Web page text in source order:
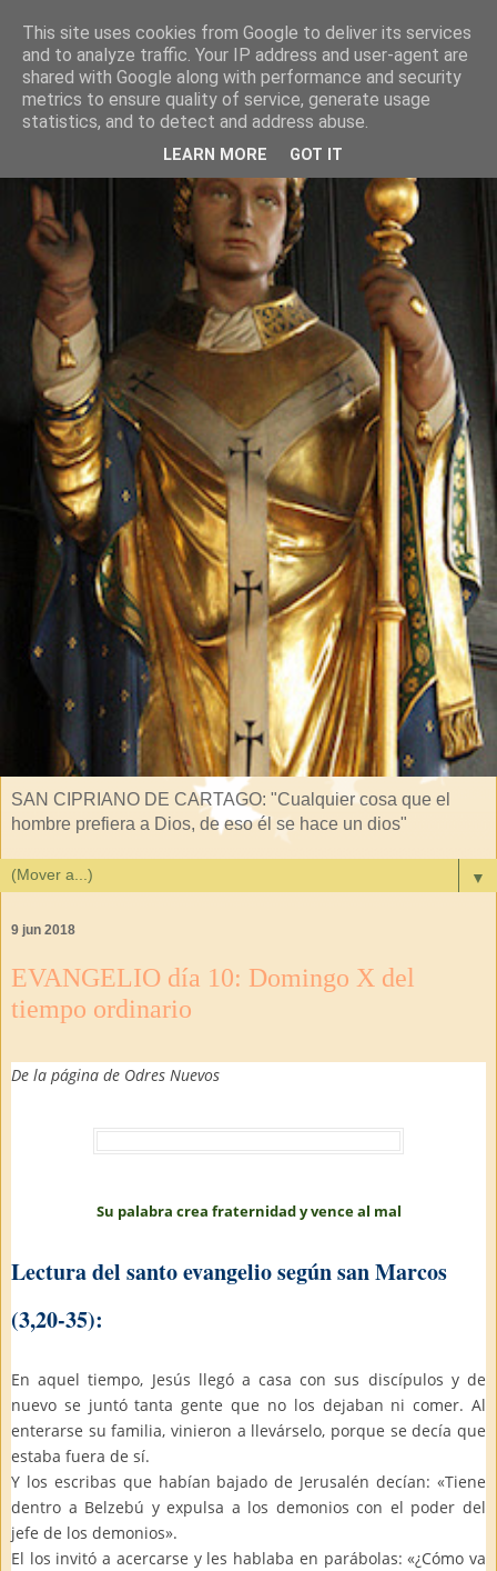
SAN CIPRIANO DE CARTAGO: "Cualquier cosa que el
hombre prefiera a Dios, de eso él se hace un dios"
▼
9 jun 2018
EVANGELIO día 10: Domingo X del
tiempo ordinario
De la página de Odres Nuevos
Su palabra crea fraternidad y vence al mal
Lectura del santo evangelio según san Marcos
(3,20-35):
En aquel tiempo, Jesús llegó a casa con sus discípulos y de
nuevo se juntó tanta gente que no los dejaban ni comer. Al
enterarse su familia, vinieron a llevárselo, porque se decía que
estaba fuera de sí.
Y los escribas que habían bajado de Jerusalén decían: «Tiene
dentro a Belzebú y expulsa a los demonios con el poder del
jefe de los demonios».
El los invitó a acercarse y les hablaba en parábolas: «¿Cómo va
This site uses cookies from Google to deliver its services
and to analyze traffic. Your IP address and user-agent are
shared with Google along with performance and security
metrics to ensure quality of service, generate usage
statistics, and to detect and address abuse.
LEARN MORE GOT IT